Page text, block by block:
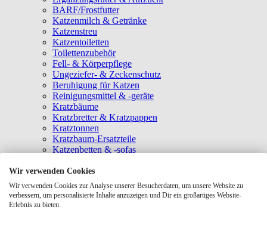
BARF/Frostfutter
Katzenmilch & Getränke
Katzenstreu
Katzentoiletten
Toilettenzubehör
Fell- & Körperpflege
Ungeziefer- & Zeckenschutz
Beruhigung für Katzen
Reinigungsmittel & -geräte
Kratzbäume
Kratzbretter & Kratzpappen
Kratztonnen
Kratzbaum-Ersatzteile
Katzenbetten & -sofas
Katzenhäuser
Hängematten & Fensterliegeplätze
Katzendecken & -matten
Baldrian- & Catnipspielzeug
Wir verwenden Cookies
Wir verwenden Cookies zur Analyse unserer Besucherdaten, um unsere Website zu
verbessern, um personalisierte Inhalte anzuzeigen und Dir ein großartiges Website-
Erlebnis zu bieten.